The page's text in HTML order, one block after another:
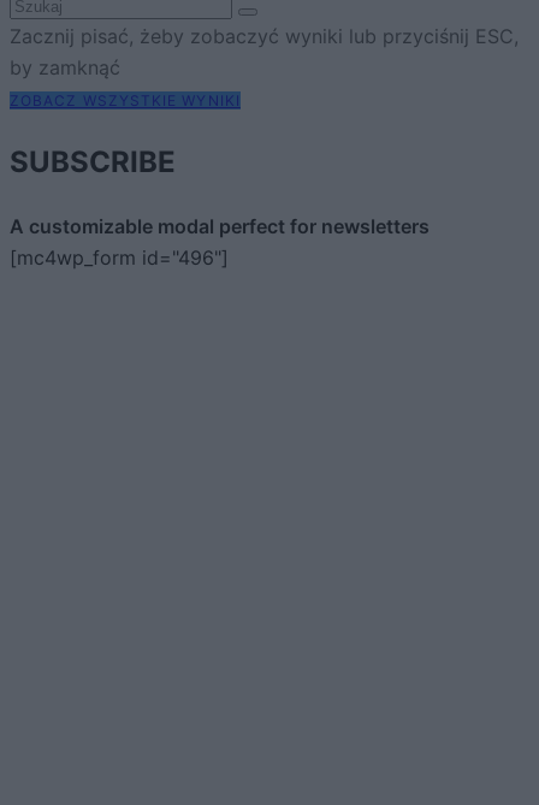
Zacznij pisać, żeby zobaczyć wyniki lub przyciśnij ESC,
by zamknąć
ZOBACZ WSZYSTKIE WYNIKI
SUBSCRIBE
A customizable modal perfect for newsletters
[mc4wp_form id="496"]